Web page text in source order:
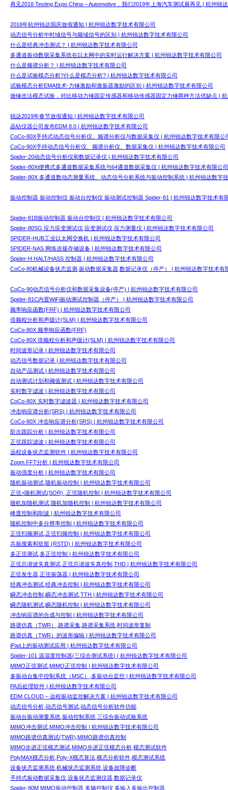
再见2018 Testing Expo China – Automotive，我们2019年上海汽车测试展再见 | 杭州锐
2018年杭州锐达国庆放假通知 | 杭州锐达数字技术有限公司
动态信号分析中时域信号与频域信号的区别 | 杭州锐达数字技术有限公司
什么是经典冲击测试？ | 杭州锐达数字技术有限公司
多通道振动数据采集系统在以太网中的实时运行解决方案 | 杭州锐达数字技术有限公司
什么是频谱分析？ | 杭州锐达数字技术有限公司
什么是试验模态分析?什么是模态分析? | 杭州锐达数字技术有限公司
试验模态分析EMA技术-力锤激励和激振器激励的区别 | 杭州锐达数字技术有限公司
做锤击法模态试验，对比移动力锤固定传感器和移动传感器固定力锤两种方法优缺点 |
锐达2019年春节放假通知 | 杭州锐达数字技术有限公司
晶钻仪器公司发布EDM 8.0 | 杭州锐达数字技术有限公司
CoCo-80X手持式动态信号分析仪、频谱分析仪与数据采集仪 | 杭州锐达数字技术有限公
CoCo-90X手持动态信号分析仪、频谱分析仪、数据采集仪 | 杭州锐达数字技术有限公司
Spider-20动态信号分析仪和数据记录仪 | 杭州锐达数字技术有限公司
Spider-80Xi便携式多通道数据采集系统与64通道数据采集仪 | 杭州锐达数字技术有限公司
Spider-80X 多通道数动态测量系统、动态信号分析系统与振动控制系统 | 杭州锐达数字
振动控制器 振动控制仪 振动台控制仪 振动测试控制器 Spider-81 | 杭州锐达数字技术有
Spider-81B振动控制器 振动台控制仪 | 杭州锐达数字技术有限公司
Spider-80SG 应力应变测试仪,应变测试仪,应力测量仪 | 杭州锐达数字技术有限公司
SPIDER-HUB工业以太网交换机 | 杭州锐达数字技术有限公司
SPIDER-NAS 网络连接存储设备 | 杭州锐达数字技术有限公司
Spider-H HALT/HASS 控制器 | 杭州锐达数字技术有限公司
CoCo-80机械设备状态监测,振动数据采集器,数据记录仪（停产） | 杭州锐达数字技术有
CoCo-90动态信号分析仪和数据采集设备(停产) | 杭州锐达数字技术有限公司
Spider-81C内置WiFi振动测试控制器（停产） | 杭州锐达数字技术有限公司
频率响应函数(FRF) | 杭州锐达数字技术有限公司
倍频程分析和声级计(SLM) | 杭州锐达数字技术有限公司
CoCo-80X 频率响应函数(FRF)
CoCo-80X 倍频程分析和声级计(SLM) | 杭州锐达数字技术有限公司
时间波形记录 | 杭州锐达数字技术有限公司
动态信号数据记录 | 杭州锐达数字技术有限公司
自动产品测试 | 杭州锐达数字技术有限公司
自动测试计划和阈值测试 | 杭州锐达数字技术有限公司
实时数字滤波 | 杭州锐达数字技术有限公司
CoCo-80X 实时数字滤波器 | 杭州锐达数字技术有限公司
冲击响应谱分析(SRS) | 杭州锐达数字技术有限公司
CoCo-80X 冲击响应谱分析(SRS) | 杭州锐达数字技术有限公司
阶次跟踪分析 | 杭州锐达数字技术有限公司
正弦跟踪滤波 | 杭州锐达数字技术有限公司
远程设备状态监测软件 | 杭州锐达数字技术有限公司
Zoom FFT分析 | 杭州锐达数字技术有限公司
振动强度分析 | 杭州锐达数字技术有限公司
随机振动测试,随机振动控制 | 杭州锐达数字技术有限公司
正弦+随机测试(SOR) ,正弦随机控制 | 杭州锐达数字技术有限公司
随机加随机测试,随机加随机控制 | 杭州锐达数字技术有限公司
峰度控制和削波 | 杭州锐达数字技术有限公司
随机控制中多分辨率控制 | 杭州锐达数字技术有限公司
正弦扫频测试,正弦扫频控制 | 杭州锐达数字技术有限公司
共振搜索和驻留 (RSTD) | 杭州锐达数字技术有限公司
多正弦测试,多正弦控制 | 杭州锐达数字技术有限公司
正弦总谐波失真测试,正弦总谐波失真控制,THD | 杭州锐达数字技术有限公司
正弦发生器,正弦振荡器 | 杭州锐达数字技术有限公司
经典冲击测试,经典冲击控制 | 杭州锐达数字技术有限公司
瞬态冲击控制,瞬态冲击测试,TTH | 杭州锐达数字技术有限公司
瞬态随机测试,瞬态随机控制 | 杭州锐达数字技术有限公司
冲击响应谱的合成与控制 | 杭州锐达数字技术有限公司
路谱仿真（TWR）,路谱采集,路谱采集系统,时间波形复制
路谱仿真（TWR）的波形编辑 | 杭州锐达数字技术有限公司
iPad上的振动测试应用 | 杭州锐达数字技术有限公司
Spider-101 温湿度控制器(三综合测试系统) | 杭州锐达数字技术有限公司
MIMO正弦测试,MIMO正弦控制 | 杭州锐达数字技术有限公司
多振动台集中控制系统（MSC）,多振动台监控 | 杭州锐达数字技术有限公司
PA后处理软件 | 杭州锐达数字技术有限公司
EDM CLOUD – 远程振动监控解决方案 | 杭州锐达数字技术有限公司
动态信号分析,动态信号测试,动态信号分析软件功能
振动台振动测量系统,振动控制系统,三综合振动试验系统
MIMO冲击测试,MIMO冲击控制 | 杭州锐达数字技术有限公司
MIMO路谱仿真测试(TWR),MIMO路谱仿真控制
MIMO步进正弦模态测试,MIMO步进正弦模态分析,模态测试软件
PolyMAX模态分析,Poly-X模态算法,模态分析软件,模态测试系统
设备状态监测系统,机械状态监测系统,设备故障诊断
手持式振动数据采集仪,设备状态监测仪器,数据记录仪
Spider-80M MIMO振动控制器 多轴控制仪 多输入多输出控制器